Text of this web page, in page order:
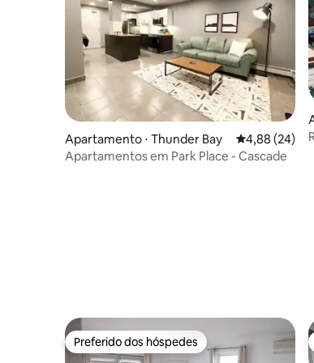
Apartamento ⋅ Thunder Bay 4,88 de uma
4,88 (24)
Apartamentos em Park Place - Cascade
Preferido dos hóspedes
Preferido dos hóspedes